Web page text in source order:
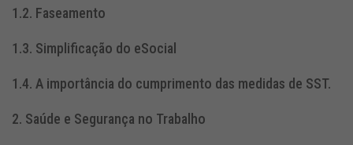
1.2. Faseamento
1.3. Simplificação do eSocial
1.4. A importância do cumprimento das medidas de SST.
2. Saúde e Segurança no Trabalho